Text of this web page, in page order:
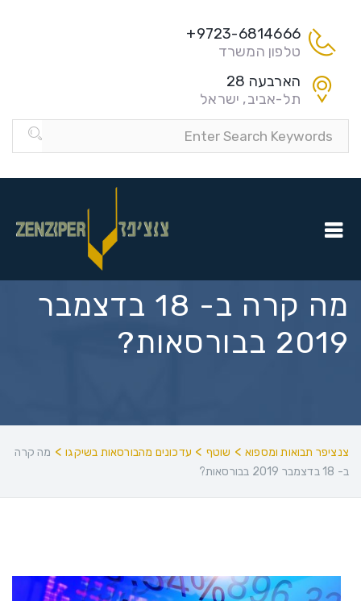
9723-6814666+
טלפון המשרד
הארבעה 28
תל-אביב, ישראל
מה קרה ב- 18 בדצמבר
2019 בבורסאות?
צנציפר תבואות ומספוא > שוטף > עדכונים מהבורסאות בשיקגו> מה קרה
ב- 18 בדצמבר 2019 בבורסאות?